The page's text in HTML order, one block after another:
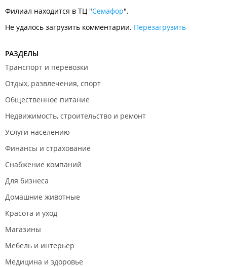
Филиал находится в ТЦ "Семафор".
Не удалось загрузить комментарии. Перезагрузить
РАЗДЕЛЫ
Транспорт и перевозки
Отдых, развлечения, спорт
Общественное питание
Недвижимость, строительство и ремонт
Услуги населению
Финансы и страхование
Снабжение компаний
Для бизнеса
Домашние животные
Красота и уход
Магазины
Мебель и интерьер
Медицина и здоровье